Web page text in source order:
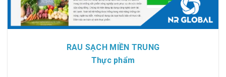
RAU SẠCH MIỀN TRUNG
Thực phẩm